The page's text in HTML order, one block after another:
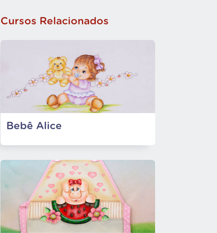
Cursos Relacionados
Bebê Alice